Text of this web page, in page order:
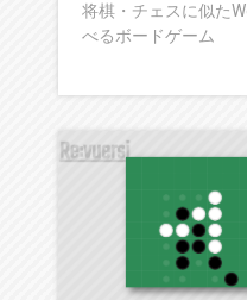
将棋・チェスに似た
べるボードゲーム